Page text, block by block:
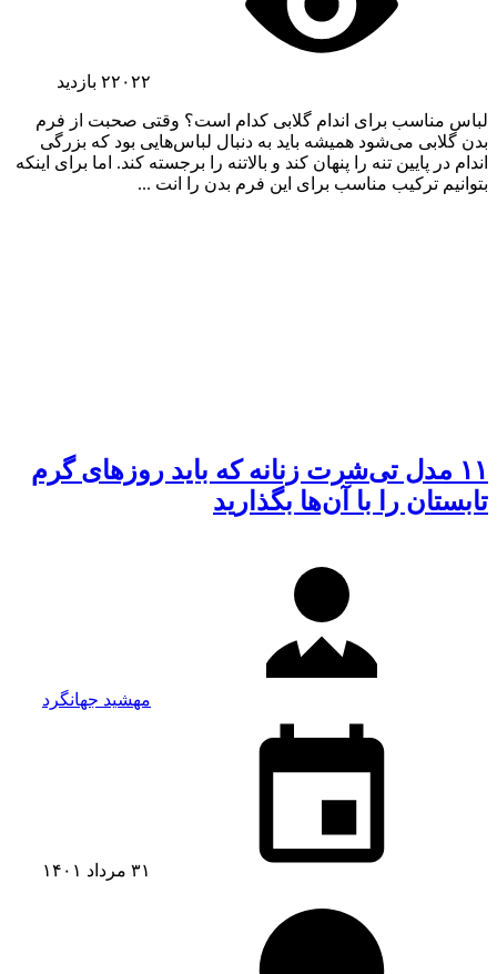
۲۲۰۲۲ بازدید
لباس مناسب برای اندام گلابی کدام است؟ وقتی صحبت از فرم
بدن گلابی می‌شود همیشه باید به دنبال لباس‌هایی بود که بزرگی
اندام در پایین تنه را پنهان کند و بالاتنه را برجسته کند. اما برای اینکه
بتوانیم ترکیب مناسب برای این فرم بدن را انت ...
۱۱ مدل تی‌شرت زنانه که باید روزهای گرم
تابستان را با آن‌ها بگذارید
مهشید جهانگرد
۳۱ مرداد ۱۴۰۱